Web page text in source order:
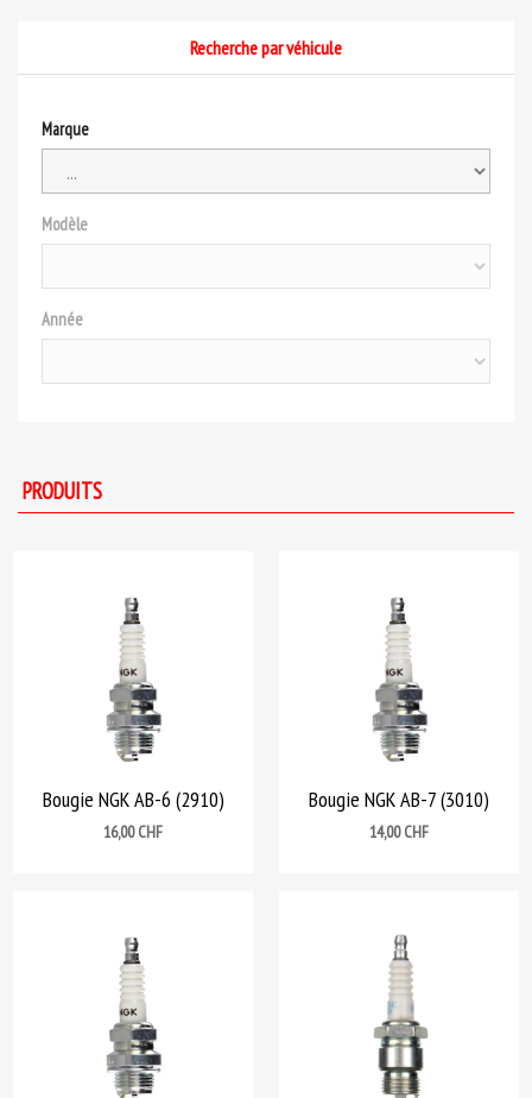
Recherche par véhicule
Marque
Modèle
Année
PRODUITS
Bougie NGK AB-6 (2910)
Prix
16,00 CHF
Bougie NGK AB-7 (3010)
Prix
14,00 CHF